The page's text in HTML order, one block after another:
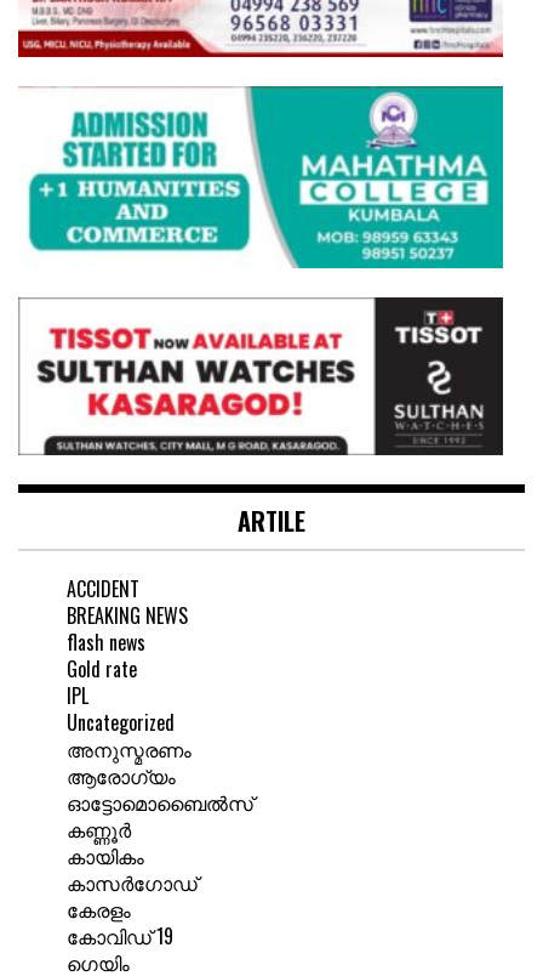
ARTILE
ACCIDENT
BREAKING NEWS
flash news
Gold rate
IPL
Uncategorized
അനുസ്മരണം
ആരോഗ്യം
ഓട്ടോമൊബൈൽസ്
കണ്ണൂർ
കായികം
കാസർഗോഡ്
കേരളം
കോവിഡ് 19
ഗെയിം